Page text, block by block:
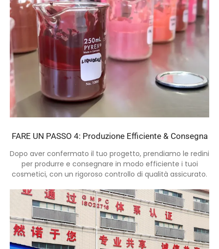
FARE UN PASSO 4: Produzione Efficiente & Consegna
Dopo aver confermato il tuo progetto, prendiamo le redini
per produrre e consegnare in modo efficiente i tuoi
cosmetici, con un rigoroso controllo di qualità assicurato.